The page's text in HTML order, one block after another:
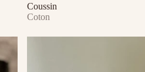
Coussin
Coton